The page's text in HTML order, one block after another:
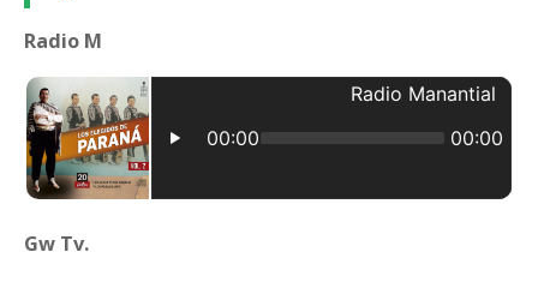
Radio M
Gw Tv.